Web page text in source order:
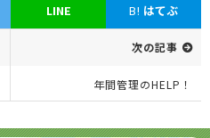
LINE B! はてぶ
次の記事
年間管理のHELP！